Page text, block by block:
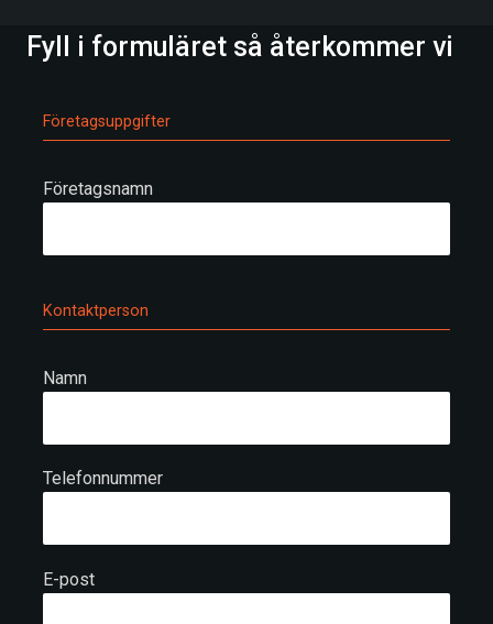
Fyll i formuläret så återkommer vi
Företagsuppgifter
Företagsnamn
Kontaktperson
Namn
Telefonnummer
E-post